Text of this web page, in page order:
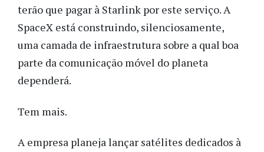
terão que pagar à Starlink por este serviço. A
SpaceX está construindo, silenciosamente,
uma camada de infraestrutura sobre a qual boa
parte da comunicação móvel do planeta
dependerá.
Tem mais.
A empresa planeja lançar satélites dedicados à